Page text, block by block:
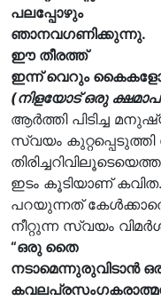
പലപ്പോഴും
ഞാനവഗണിക്കുന്നു.
ഈ തീരത്ത്
ഇന്ന് വെറും
(നിളയോട് ഒരു
ആർത്തി പിടിച്ച
സ്വയം
ഇടം കൂടിയാണ് കവിത.
പറയുന്നത്
നീറ്റുന്ന സ്വയം
“ഒരു തൈ
നടാമെന്നുരുവിടാൻ